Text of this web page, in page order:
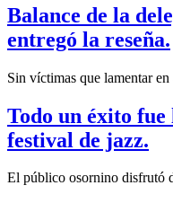
Balance de la
entregó la reseña.
Sin víctimas que lamentar
Todo un éxito fue
festival de jazz.
El público osornino disfrutó